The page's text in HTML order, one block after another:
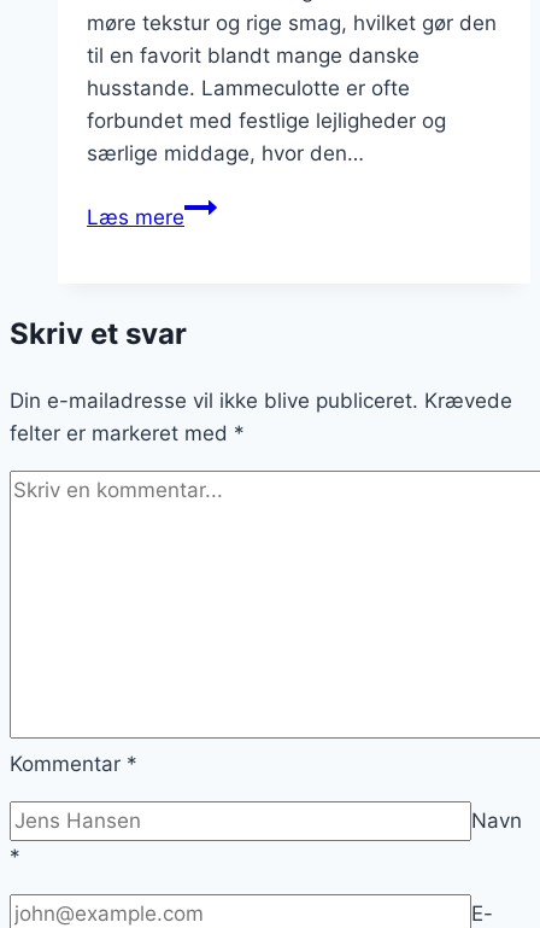
møre tekstur og rige smag, hvilket gør den
til en favorit blandt mange danske
husstande. Lammeculotte er ofte
forbundet med festlige lejligheder og
særlige middage, hvor den…
Læs mereLammeculotte
smørret
Skriv et svar
Din e-mailadresse vil ikke blive publiceret. Krævede
felter er markeret med *
Kommentar *
Navn
*
E-